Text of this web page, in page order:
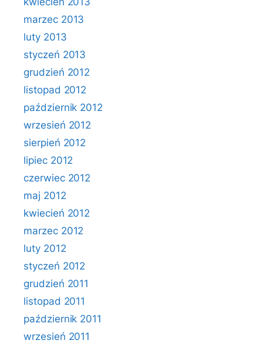
marzec 2013
luty 2013
styczeń 2013
grudzień 2012
listopad 2012
październik 2012
wrzesień 2012
sierpień 2012
lipiec 2012
czerwiec 2012
maj 2012
kwiecień 2012
marzec 2012
luty 2012
styczeń 2012
grudzień 2011
listopad 2011
październik 2011
wrzesień 2011